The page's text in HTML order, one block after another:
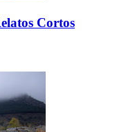
Cortos